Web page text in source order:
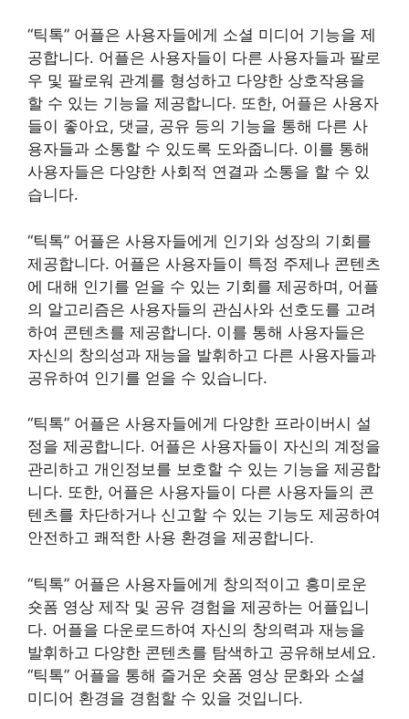
“틱톡” 어플은 사용자들에게 소셜 미디어 기능을 제
공합니다. 어플은 사용자들이 다른 사용자들과 팔로
우 및 팔로워 관계를 형성하고 다양한 상호작용을
할 수 있는 기능을 제공합니다. 또한, 어플은 사용자
들이 좋아요, 댓글, 공유 등의 기능을 통해 다른 사
용자들과 소통할 수 있도록 도와줍니다. 이를 통해
사용자들은 다양한 사회적 연결과 소통을 할 수 있
습니다.
“틱톡” 어플은 사용자들에게 인기와 성장의 기회를
제공합니다. 어플은 사용자들이 특정 주제나 콘텐츠
에 대해 인기를 얻을 수 있는 기회를 제공하며, 어플
의 알고리즘은 사용자들의 관심사와 선호도를 고려
하여 콘텐츠를 제공합니다. 이를 통해 사용자들은
자신의 창의성과 재능을 발휘하고 다른 사용자들과
공유하여 인기를 얻을 수 있습니다.
“틱톡” 어플은 사용자들에게 다양한 프라이버시 설
정을 제공합니다. 어플은 사용자들이 자신의 계정을
관리하고 개인정보를 보호할 수 있는 기능을 제공합
니다. 또한, 어플은 사용자들이 다른 사용자들의 콘
텐츠를 차단하거나 신고할 수 있는 기능도 제공하여
안전하고 쾌적한 사용 환경을 제공합니다.
“틱톡” 어플은 사용자들에게 창의적이고 흥미로운
숏폼 영상 제작 및 공유 경험을 제공하는 어플입니
다. 어플을 다운로드하여 자신의 창의력과 재능을
발휘하고 다양한 콘텐츠를 탐색하고 공유해보세요.
“틱톡” 어플을 통해 즐거운 숏폼 영상 문화와 소셜
미디어 환경을 경험할 수 있을 것입니다.